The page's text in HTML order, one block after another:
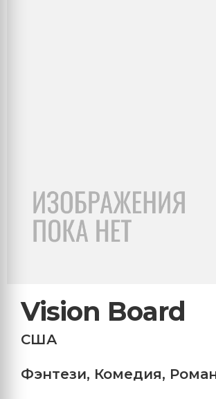
Vision Board
США
Фэнтези, Комедия,